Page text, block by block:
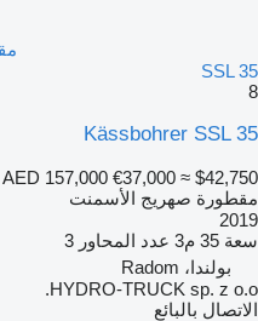
SSL 35
8
Kässbohrer SSL 35
AED 157,000 €37,000 ≈ $42,750
مقطورة صهريج الأسمنت
2019
سعة 35 م3 عدد المحاور 3
بولندا، Radom
HYDRO-TRUCK sp. z o.o.
الاتصال بالبائع